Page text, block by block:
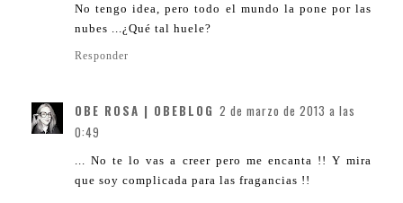
No tengo idea, pero todo el mundo la pone por las
nubes ...¿Qué tal huele?
Responder
OBE ROSA | OBEBLOG 2 de marzo de 2013 a las
0:49
... No te lo vas a creer pero me encanta !! Y mira
que soy complicada para las fragancias !!